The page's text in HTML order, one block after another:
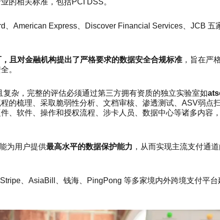
的相关标准，包括PCI DSS。
、American Express、Discover Financial Services、JCB 五
且对金融机构提出了严格要求的数据安全合规标准 ，旨在严
。
杂，完整的评估必须通过第三方拥有资质的独立实验室如
的梳理、采取脆弱性分析、文档审核、渗透测试、ASV弱点
、软件、操作和授权流程、涉卡人员、数据中心等诸多内容
为用户提供最高水平的数据保护能力 ，从而实现主流支付通
、AsiaBill、钱海、PingPong 等多家境内外跨境⽀付平